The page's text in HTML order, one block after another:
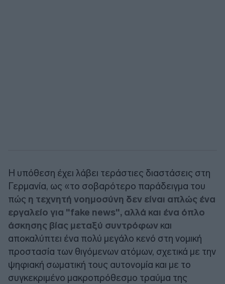
Η υπόθεση έχει λάβει τεράστιες διαστάσεις στη
Γερμανία, ως «το σοβαρότερο παράδειγμα του
πώς η τεχνητή νοημοσύνη δεν είναι απλώς ένα
εργαλείο για "fake news", αλλά και ένα όπλο
άσκησης βίας μεταξύ συντρόφων και
αποκαλύπτει ένα πολύ μεγάλο κενό στη νομική
προστασία των θιγόμενων ατόμων, σχετικά με την
ψηφιακή σωματική τους αυτονομία και με το
συγκεκριμένο μακροπρόθεσμο τραύμα της